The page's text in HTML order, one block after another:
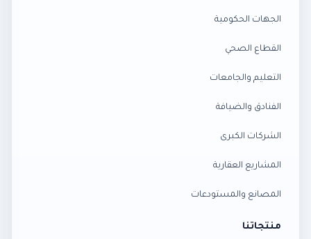
الجهات الحكومية
القطاع الصحي
التعليم والجامعات
الفنادق والضيافة
الشركات الكبرى
المشاريع العقارية
المصانع والمستودعات
منتجاتنا